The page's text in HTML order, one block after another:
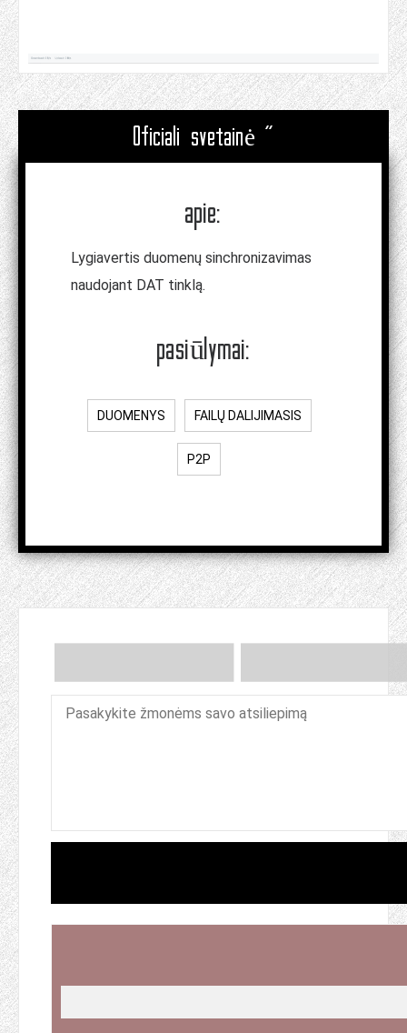
Oficiali svetainė "
apie:
Lygiavertis duomenų sinchronizavimas
naudojant DAT tinklą.
pasiūlymai:
DUOMENYS FAILŲ DALIJIMASIS
P2P